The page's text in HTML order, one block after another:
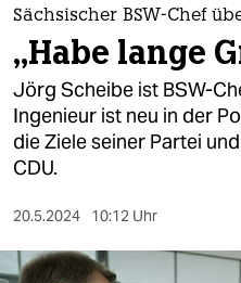
themen
politik
öko
gesellschaft
kultur
sport
Sächsischer BSW-Chef
„Habe lange
Jörg Scheibe ist BSW-
Ingenieur ist neu in der
die Ziele seiner Partei
CDU.
20.5.2024 10:12 Uhr